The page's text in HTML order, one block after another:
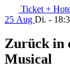
Ticket +
25 Aug Di. -
Zurück in
Musical